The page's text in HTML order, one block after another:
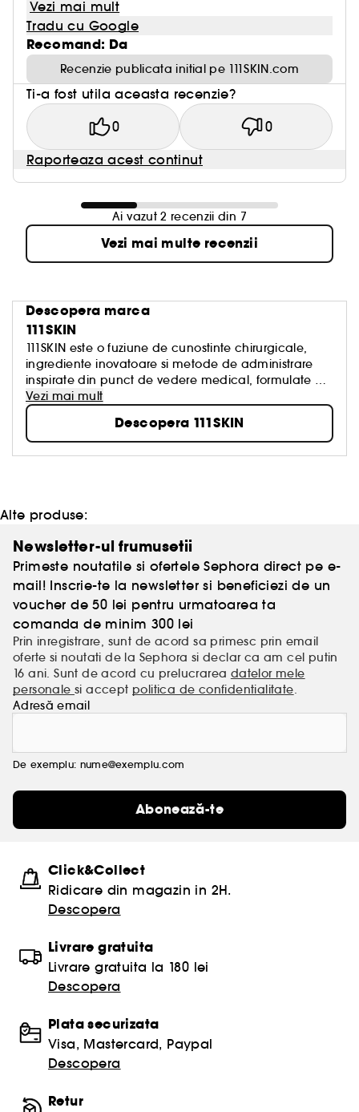
Vezi mai mult
Tradu cu Google
Recomand: Da
Recenzie publicata initial pe 111SKIN.com
Ti-a fost utila aceasta recenzie?
0 0
Raporteaza acest continut
Ai vazut 2 recenzii din 7
Vezi mai multe recenzii
Descopera marca
111SKIN
111SKIN este o fuziune de cunostinte chirurgicale,
ingrediente inovatoare si metode de administrare
inspirate din punct de vedere medical, formulate de
Dr. Yannis Alexandrides.
Vezi mai mult
Descopera 111SKIN
Alte produse:
Newsletter-ul frumusetii
Primeste noutatile si ofertele Sephora direct pe e-
mail! Inscrie-te la newsletter si beneficiezi de un
voucher de 50 lei pentru urmatoarea ta
comanda de minim 300 lei
Prin inregistrare, sunt de acord sa primesc prin email
oferte si noutati de la Sephora si declar ca am cel putin
16 ani. Sunt de acord cu prelucrarea datelor mele
personalesi accept politica de confidentialitate.
Adresă email
De exemplu: nume@exemplu.com
Abonează-te
Click&Collect
Ridicare din magazin in 2H.
Descopera
Livrare gratuita
Livrare gratuita la 180 lei
Descopera
Plata securizata
Visa, Mastercard, Paypal
Descopera
Retur